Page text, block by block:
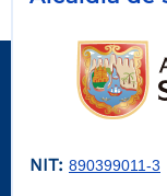
NIT: 890399011-3